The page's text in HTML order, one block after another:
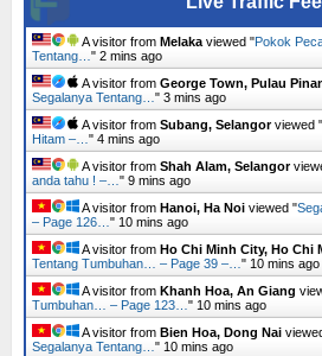
A visitor from Melaka viewed "Pokok
Tentang… " 2 mins ago
A visitor from George Town, Pulau
Segalanya Tentang… " 3 mins ago
A visitor from Subang, Selangorviewed "
Hitam –… " 4 mins ago
A visitor from Shah Alam, Selangor
anda tahu ! –… " 9 mins ago
A visitor from Hanoi, Ha Noi viewed "
– Page 126… " 10 mins ago
A visitor from Ho Chi Minh City, Ho Chi
Tentang Tumbuhan… – Page 39 –… " 10 mins ago
A visitor from Khanh Hoa, An Giang
Tumbuhan… – Page 123… " 10 mins ago
A visitor from Bien Hoa, Dong Nai
Segalanya Tentang… " 10 mins ago